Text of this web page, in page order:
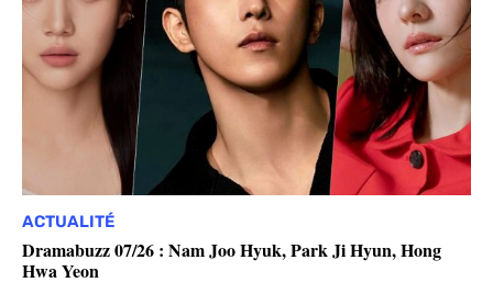
ACTUALITÉ
Dramabuzz 07/26 : Nam Joo Hyuk, Park Ji Hyun, Hong
Hwa Yeon